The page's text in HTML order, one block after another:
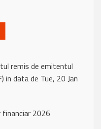
remis de emitentul
in data de Tue, 20 Jan
financiar 2026